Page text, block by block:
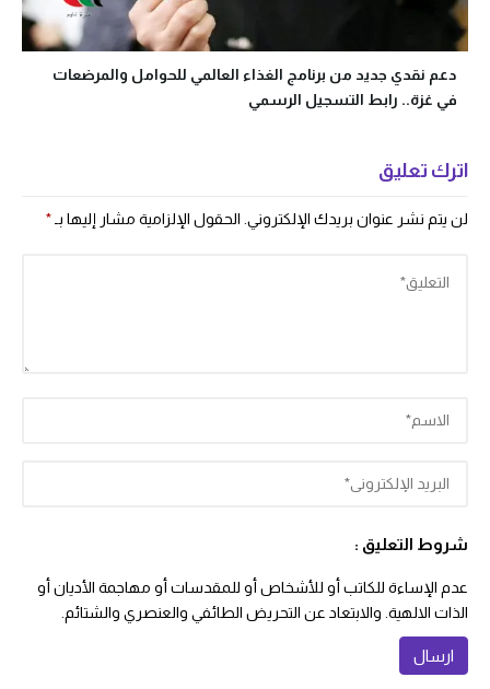
دعم نقدي جديد من برنامج الغذاء العالمي للحوامل والمرضعات
في غزة.. رابط التسجيل الرسمي
اترك تعليق
لن يتم نشر عنوان بريدك الإلكتروني. الحقول الإلزامية مشار إليها بـ*
شروط التعليق :
عدم الإساءة للكاتب أو للأشخاص أو للمقدسات أو مهاجمة الأديان أو
الذات الالهية. والابتعاد عن التحريض الطائفي والعنصري والشتائم.